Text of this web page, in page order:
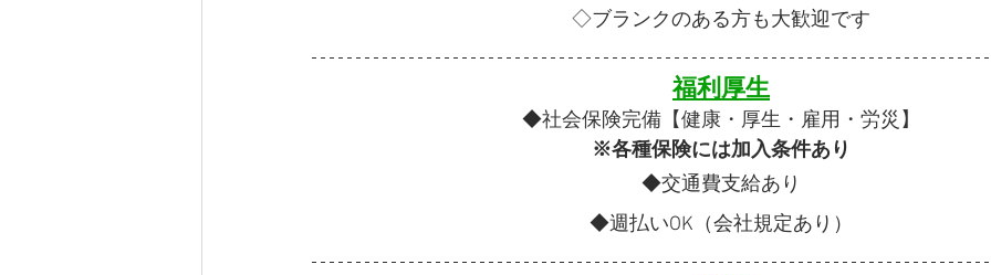
◇ブランクのある方も大歓迎です
福利厚生
◆社会保険完備【健康・厚生・雇用・労災】
※各種保険には加入条件あり
◆交通費支給あり
◆週払いOK（会社規定あり）